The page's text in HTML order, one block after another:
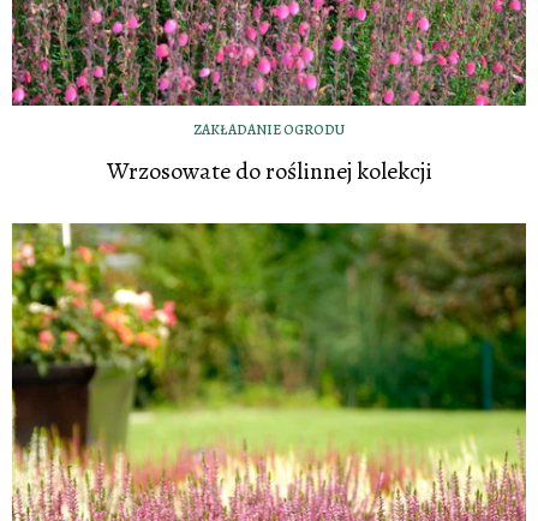
ZAKŁADANIE OGRODU
Wrzosowate do roślinnej kolekcji